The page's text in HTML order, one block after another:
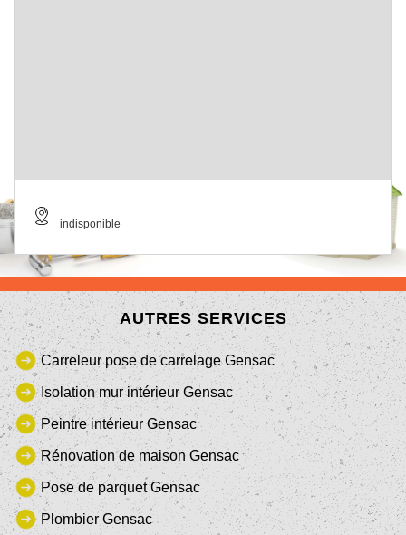
indisponible
AUTRES SERVICES
Carreleur pose de carrelage Gensac
Isolation mur intérieur Gensac
Peintre intérieur Gensac
Rénovation de maison Gensac
Pose de parquet Gensac
Plombier Gensac